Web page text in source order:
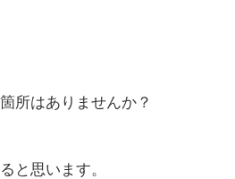
所はありませんか？
と思います。